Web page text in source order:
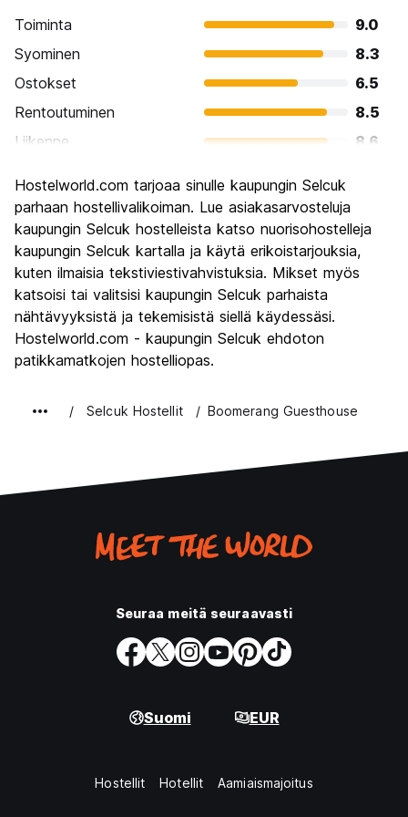
Toiminta
9.0
Syominen
8.3
Ostokset
6.5
Rentoutuminen
8.5
Liikenne
8.6
Kulttuuri
Yöelämä
5.7
Rahanarvoinen
9.0
Hostelworld.com tarjoaa sinulle kaupungin Selcuk
parhaan hostellivalikoiman. Lue asiakasarvosteluja
kaupungin Selcuk hostelleista katso nuorisohostelleja
kaupungin Selcuk kartalla ja käytä erikoistarjouksia,
kuten ilmaisia tekstiviestivahvistuksia. Mikset myös
katsoisi tai valitsisi kaupungin Selcuk parhaista
nähtävyyksistä ja tekemisistä siellä käydessäsi.
Hostelworld.com - kaupungin Selcuk ehdoton
patikkamatkojen hostelliopas.
Selcuk Hostellit Boomerang Guesthouse
Seuraa meitä seuraavasti
Suomi EUR
Hostellit Hotellit Aamiaismajoitus